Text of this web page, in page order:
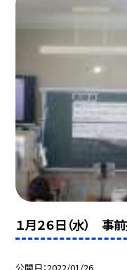
１月２６日（水） 事前